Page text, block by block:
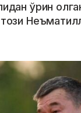
ўрин